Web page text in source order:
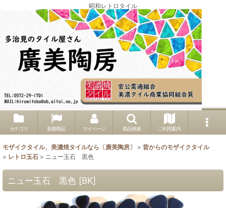
昭和レトロタイル
カテゴリ 新着商品 マイページ 商品検索 ご利用案内
モザイクタイル、美濃焼タイルなら〔廣美陶房〕 > 昔からのモザイクタイル
> レトロ玉石 > ニュー玉石 黒色
ニュー玉石 黒色 [BK]